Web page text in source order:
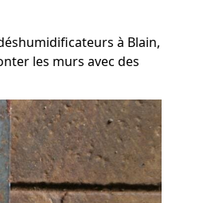
à Blain,
les murs avec des